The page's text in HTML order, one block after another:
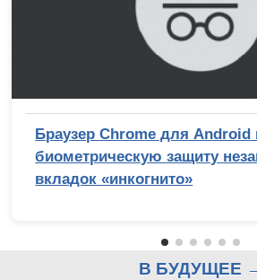
Браузер Chrome для Android
биометрическую защиту
вкладок «инкогнито»
В БУДУЩЕЕ